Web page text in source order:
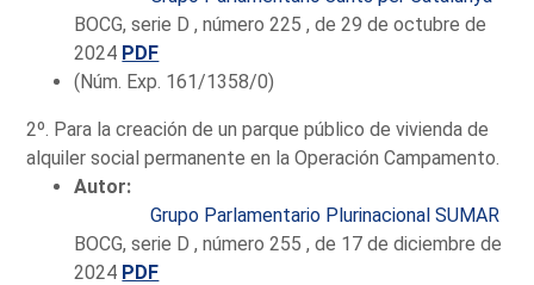
BOCG, serie D , número 225 , de 29 de octubre de
2024 PDF
(Núm. Exp. 161/1358/0)
2º. Para la creación de un parque público de vivienda de
alquiler social permanente en la Operación Campamento.
Autor:
Grupo Parlamentario Plurinacional SUMAR
BOCG, serie D , número 255 , de 17 de diciembre de
2024 PDF